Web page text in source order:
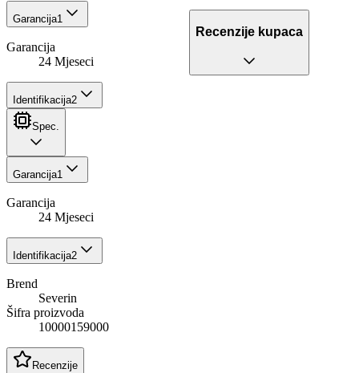
Garancija1
Garancija
24 Mjeseci
Identifikacija2
Recenzije kupaca
Spec.
Garancija1
Garancija
24 Mjeseci
Identifikacija2
Brend
Severin
Šifra proizvoda
10000159000
Recenzije